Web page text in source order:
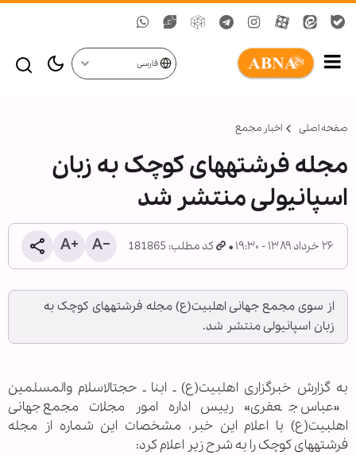
فارسی
صفحه اصلی اخبار مجمع
مجله فرشته‏های کوچک به زبان
اسپانیولی منتشر شد
۲۶ خرداد ۱۳۸۹ - ۱۹:۳۰ کد مطلب: 181865
از سوی مجمع جهانی اهل‏بیت(ع) مجله فرشته‏های کوچک به
زبان اسپانیولی منتشر شد.
به گزارش خبرگزاری اهل‏بیت(ع) ـ ابنا ـ حجت‏الاسلام والمسلمین
«عباس جعفری» رییس اداره امور مجلات مجمع جهانی
اهل‏بیت(ع) با اعلام این خبر، مشخصات این شماره از مجله
فرشته‏های کوچک را به شرح زیر اعلام کرد: